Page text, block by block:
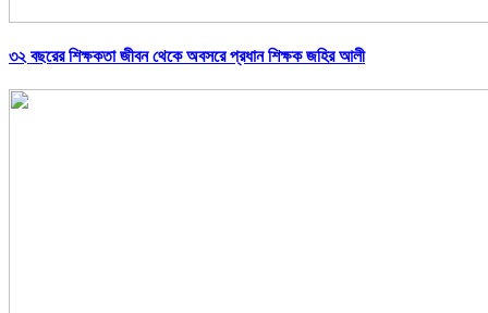
৩২ বছরের শিক্ষকতা জীবন থেকে অবসরে প্রধান শিক্ষক জহির আলী